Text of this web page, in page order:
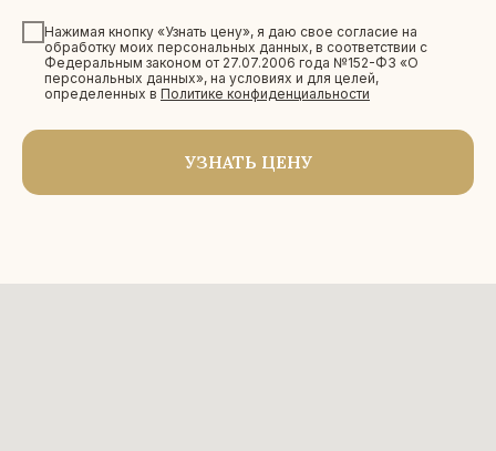
Нажимая кнопку «Узнать цену», я даю свое согласие на
обработку моих персональных данных, в соответствии с
Федеральным законом от 27.07.2006 года №152-ФЗ «О
персональных данных», на условиях и для целей,
определенных в Политике конфиденциальности
УЗНАТЬ ЦЕНУ